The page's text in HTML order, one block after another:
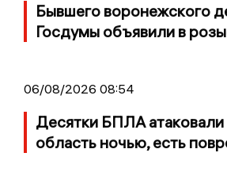
Бывшего воронежского
Госдумы объявили в
06/08/2026 08:54
Десятки БПЛА
область ночью, есть